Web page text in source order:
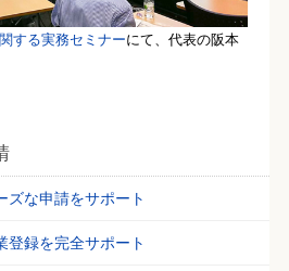
する実務セミナーにて、代表の阪本
ズな申請をサポート
登録を完全サポート